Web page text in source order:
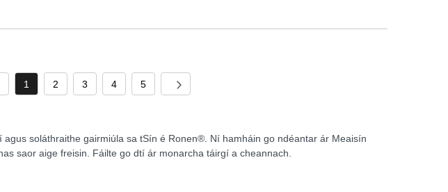
1 2 3 4 5
soláthraithe gairmiúla sa tSín é Ronen®. Ní hamháin go ndéantar ár Meaisín
saor aige freisin. Fáilte go dtí ár monarcha táirgí a cheannach.